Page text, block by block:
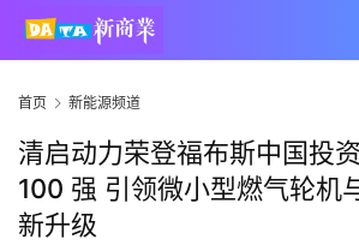
首页 新能源频道
清启动力荣登福布斯中国投
100 强 引领微小型燃气轮机
新升级